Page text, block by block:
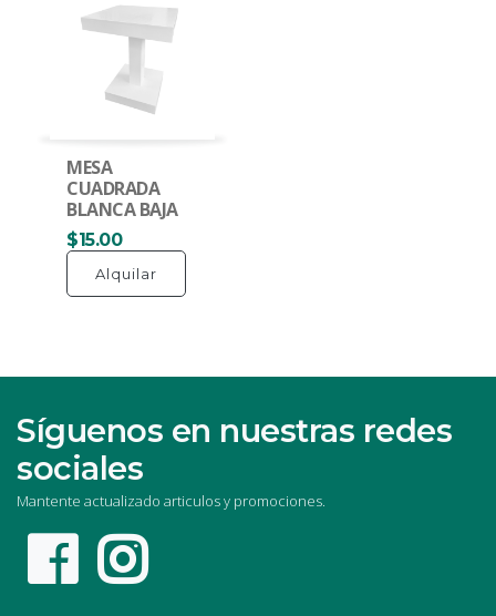
MESA
CUADRADA
BLANCA BAJA
$15.00
Alquilar
Síguenos en nuestras redes
sociales
Mantente actualizado articulos y promociones.